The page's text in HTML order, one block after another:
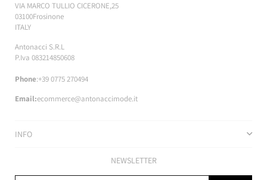
VIA MARCO TULLIO CICERONE,25
03100Frosinone
ITALY
Antonacci S.R.L
P.Iva 083214850608
Phone:+39 0775 270494
Email:ecommerce@antonaccimode.it
INFO
NEWSLETTER